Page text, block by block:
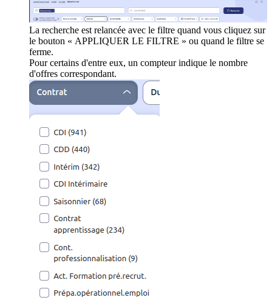
La recherche est relancée avec le filtre quand vous cliquez sur
le bouton « APPLIQUER LE FILTRE » ou quand le filtre se
ferme.
Pour certains d'entre eux, un compteur indique le nombre
d'offres correspondant.